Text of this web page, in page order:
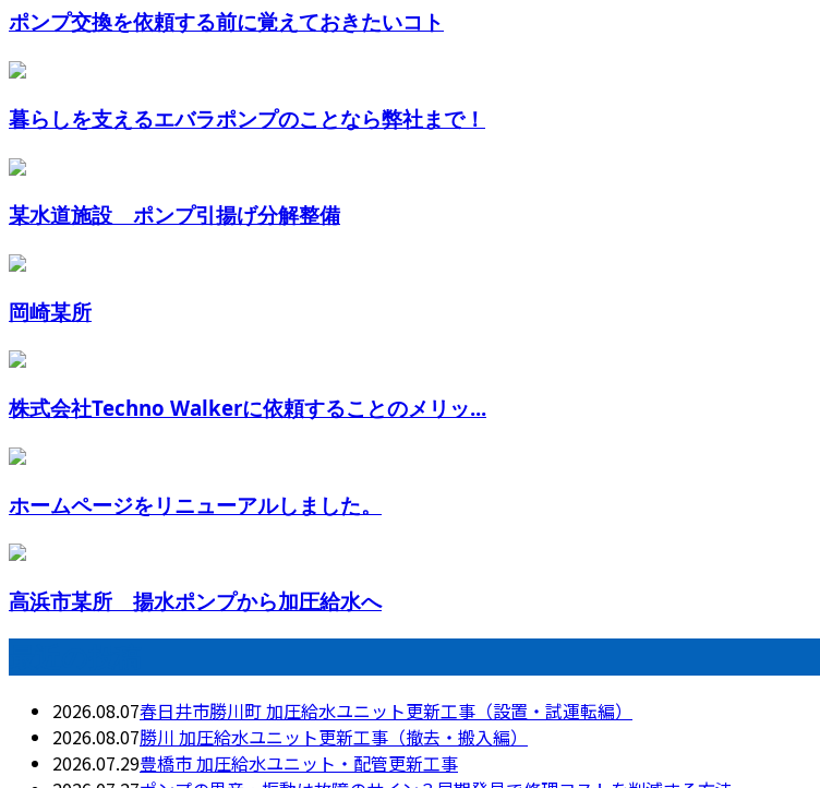
ポンプ交換を依頼する前に覚えておきたいコト
暮らしを支えるエバラポンプのことなら弊社まで！
某水道施設 ポンプ引揚げ分解整備
岡崎某所
株式会社Techno Walkerに依頼することのメリッ...
ホームページをリニューアルしました。
高浜市某所 揚水ポンプから加圧給水へ
2026.08.07春日井市勝川町 加圧給水ユニット更新工事（設置・試運転編）
2026.08.07勝川 加圧給水ユニット更新工事（撤去・搬入編）
2026.07.29豊橋市 加圧給水ユニット・配管更新工事